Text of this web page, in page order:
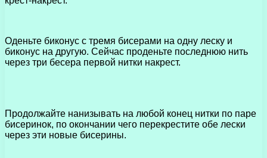
Оденьте биконус с тремя бисерами на одну леску и
биконус на другую. Сейчас проденьте последнюю нить
через три бесера первой нитки накрест.
Продолжайте нанизывать на любой конец нитки по паре
бисеринок, по окончании чего перекрестите обе лески
через эти новые бисерины.